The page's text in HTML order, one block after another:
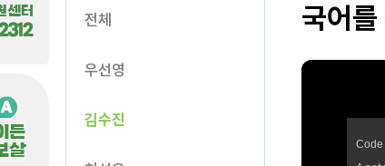
전체
우선영
김수진
국어